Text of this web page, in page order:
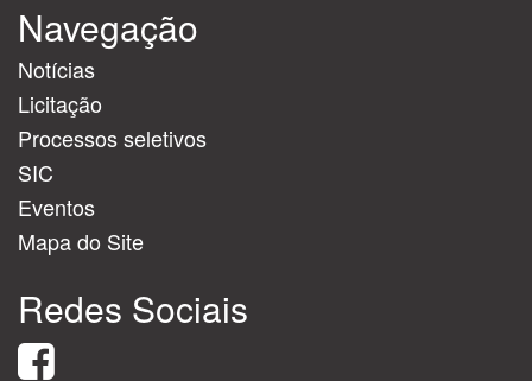
Navegação
Notícias
Licitação
Processos seletivos
SIC
Eventos
Mapa do Site
Redes Sociais